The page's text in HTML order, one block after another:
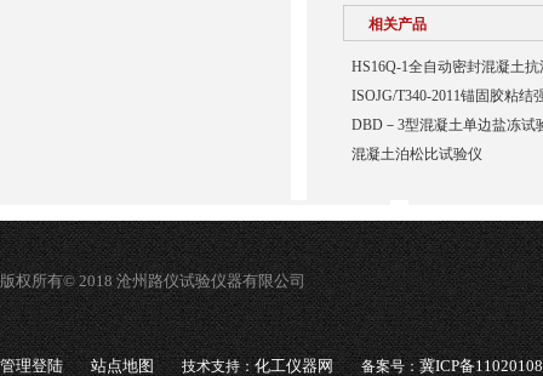
相关产品
HS16Q-1全自动密封混凝土抗
ISOJG/T340-2011锚固胶粘结
DBD－3型混凝土单边盐冻试
混凝土泊松比试验仪
版权所有© 2018 沧州路仪试验仪器有限公司
管理登陆 站点地图 技术支持：化工仪器网 备案号：冀ICP备